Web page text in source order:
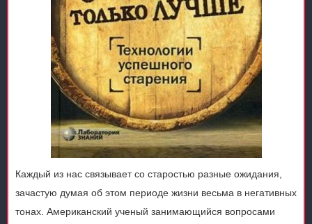
Каждый из нас связывает со старостью разные ожидания,
зачастую думая об этом периоде жизни весьма в негативных
тонах. Американский ученый занимающийся вопросами